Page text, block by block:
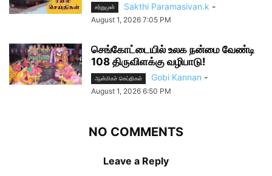
சற்றுமுன் Sakthi Paramasivan.k -
August 1, 2026 7:05 PM
செங்கோட்டையில் உலக நன்மை வேண்டி
108 திருவிளக்கு வழிபாடு!
ஆன்மிகச் செய்திகள் Gobi Kannan -
August 1, 2026 6:50 PM
NO COMMENTS
Leave a Reply